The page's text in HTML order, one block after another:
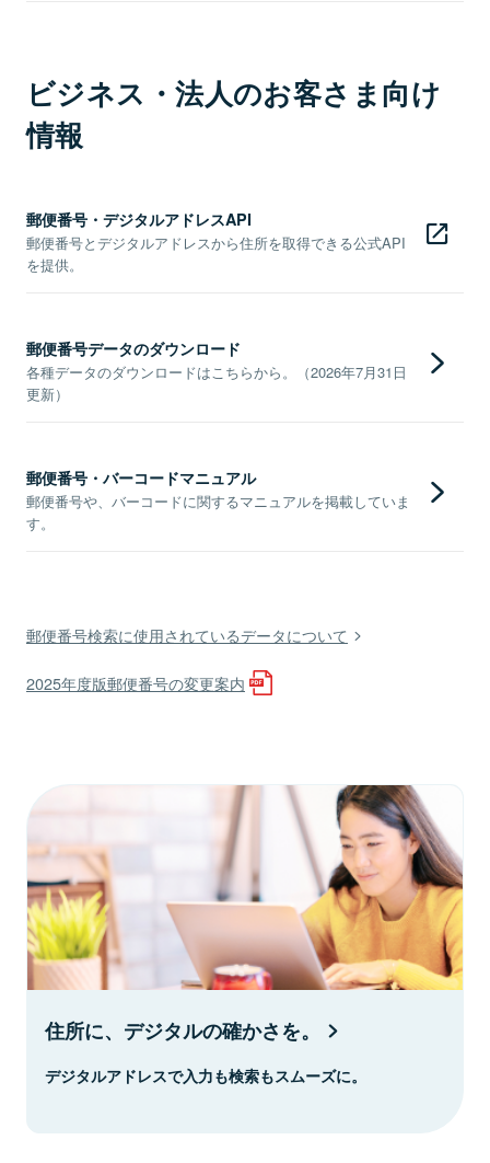
ビジネス・法人のお客さま向け
情報
郵便番号・デジタルアドレスAPI
郵便番号とデジタルアドレスから住所を取得できる公式API
を提供。
郵便番号データのダウンロード
各種データのダウンロードはこちらから。（2026年7月31日
更新）
郵便番号・バーコードマニュアル
郵便番号や、バーコードに関するマニュアルを掲載していま
す。
郵便番号検索に使用されているデータについて
2025年度版郵便番号の変更案内
住所に、デジタルの確かさを。
デジタルアドレスで入力も検索もスムーズに。